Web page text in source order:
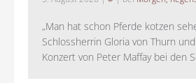
„Man hat schon Pferde kotzen
Schlossherrin Gloria von Thurn
Konzert von Peter Maffay bei den